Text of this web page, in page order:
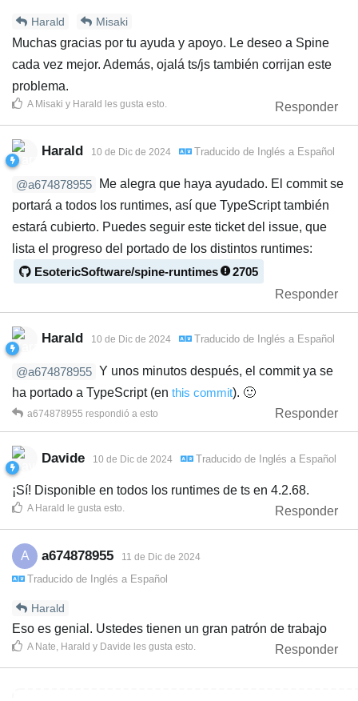
Harald Misaki
Muchas gracias por tu ayuda y apoyo. Le deseo a Spine
cada vez mejor. Además, ojalá ts/js también corrijan este
problema.
Responder
A Misaki y Harald les gusta esto
Harald 10 de Dic de 2024 Traducido de Inglés a Español
@a674878955
Me alegra que haya ayudado. El commit se
portará a todos los runtimes, así que TypeScript también
estará cubierto. Puedes seguir este ticket del issue, que
lista el progreso del portado de los distintos runtimes:
EsotericSoftware/spine-runtimes
2705
Responder
Harald 10 de Dic de 2024 Traducido de Inglés a Español
@a674878955 Y unos minutos después, el commit ya se
ha portado a TypeScript (en this commit). 🙂
Responder
a674878955 respondió a esto
Davide 10 de Dic de 2024 Traducido de Inglés a Español
¡Sí! Disponible en todos los runtimes de ts en 4.2.68.
Responder
A Harald le gusta esto.
A a674878955 11 de Dic de 2024
Traducido de Inglés a Español
Harald
Eso es genial. Ustedes tienen un gran patrón de trabajo
Responder
A Nate, Harald y Davide les gusta esto.